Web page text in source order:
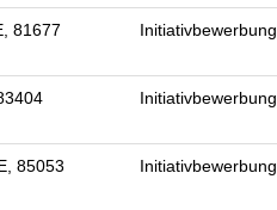
81677 Initiativbewerbung
Initiativbewerbung
85053 Initiativbewerbung